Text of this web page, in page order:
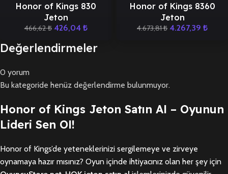
Honor of Kings 830
Jeton
466,62₺ 426,04 ₺
Honor of Kings 8360
Jeton
4.673,81₺ 4.267,39 ₺
Değerlendirmeler
0 yorum
Bu kategoride henüz değerlendirme bulunmuyor.
Honor of Kings Jeton Satın Al – Oyunun
Lideri Sen Ol!
Honor of Kings’de yeteneklerinizi sergilemeye ve zirveye
oynamaya hazır mısınız? Oyun içinde ihtiyacınız olan her şey için